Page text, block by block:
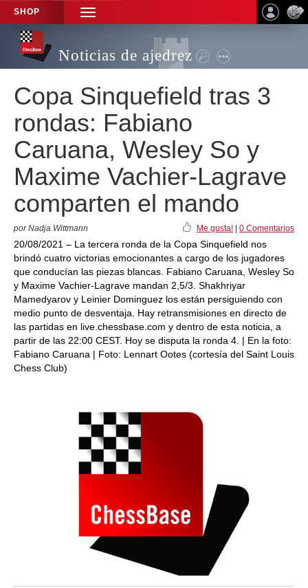
SHOP
TOGGLE
NAVIGATION
Noticias de ajedrez
Copa Sinquefield tras 3
rondas: Fabiano
Caruana, Wesley So y
Maxime Vachier-Lagrave
comparten el mando
por Nadja Wittmann Me gusta! 0 Comentarios
20/08/2021 – La tercera ronda de la Copa Sinquefield nos
brindó cuatro victorias emocionantes a cargo de los jugadores
que conducían las piezas blancas. Fabiano Caruana, Wesley So
y Maxime Vachier-Lagrave mandan 2,5/3. Shakhriyar
Mamedyarov y Leinier Dominguez los están persiguiendo con
medio punto de desventaja. Hay retransmisiones en directo de
las partidas en live.chessbase.com y dentro de esta noticia, a
partir de las 22:00 CEST. Hoy se disputa la ronda 4. | En la foto:
Fabiano Caruana | Foto: Lennart Ootes (cortesía del Saint Louis
Chess Club)